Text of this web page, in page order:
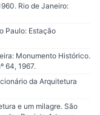
Rio de Janeiro:
Paulo: Estação
Monumento Histórico.
64, 1967.
da Arquitetura
e um milagre. São